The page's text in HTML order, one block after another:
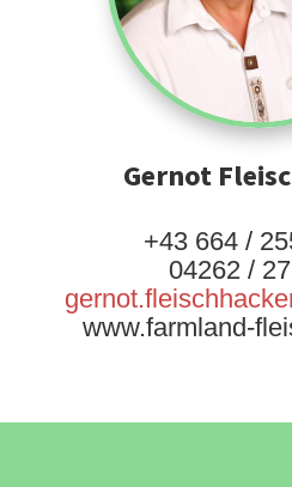
Gernot
+43 664 /
04262 /
www.farmland-